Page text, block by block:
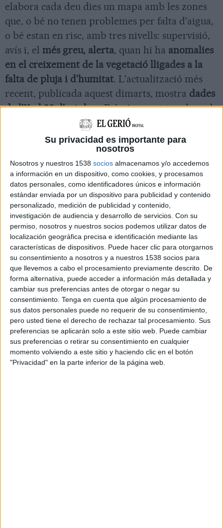
Su privacidad es importante para
nosotros
Nosotros y nuestros 1538 socios almacenamos y/o accedemos
a información en un dispositivo, como cookies, y procesamos
datos personales, como identificadores únicos e información
estándar enviada por un dispositivo para publicidad y contenido
personalizado, medición de publicidad y contenido,
investigación de audiencia y desarrollo de servicios. Con su
permiso, nosotros y nuestros socios podemos utilizar datos de
localización geográfica precisa e identificación mediante las
características de dispositivos. Puede hacer clic para otorgarnos
su consentimiento a nosotros y a nuestros 1538 socios para
que llevemos a cabo el procesamiento previamente descrito. De
forma alternativa, puede acceder a información más detallada y
cambiar sus preferencias antes de otorgar o negar su
consentimiento. Tenga en cuenta que algún procesamiento de
sus datos personales puede no requerir de su consentimiento,
pero usted tiene el derecho de rechazar tal procesamiento. Sus
preferencias se aplicarán solo a este sitio web. Puede cambiar
sus preferencias o retirar su consentimiento en cualquier
momento volviendo a este sitio y haciendo clic en el botón
"Privacidad" en la parte inferior de la página web.
elabora cada deu dies un mapa amb les zones
que, o bé no tenen problemes per falta d'aigua,
o bé estan en risc, amb tres nivells: supervisió,
avís i, el més greu, alerta, quan hi ha anomalies
en el creixement de la vegetació lligades a la
falta de pluja i d'humitat. L'actualització més
recent, publicada aquest dimarts, mostra dades
de l'11 al 20 d'octubre. Pràcticament tot el nord
i est del país estan en estat d'avís i, el
en estat de supervisió.
algunes zones d'uns 25 quilòmetres quadrats en
l'estat més greu de sequera. És el cas del Cap de
Creus (Alt Empordà), les àrees de Riba-roja
d'Ebre (Ribera d'Ebre), Vilalba dels Arcs i la
Fatarella (Terra Alta), o bé Torroella de Montgrí
(Baix Empordà) i ladesembocadura del riu Ter
Arreu d'Europa, les zones en alerta no arriben
ni a l'1%, i s'aprecien, sobretot, a la zona de
l'Algarve, al sud de Portugal; a la Pulla, al sud-
est d'Itàlia; a Sicília, també a Itàlia; al voltant de
la frontera entre Polònia i Lituània; i a la regió
de Krasnodar, al sud de Rússia, a tocar de la
península de Crimea.